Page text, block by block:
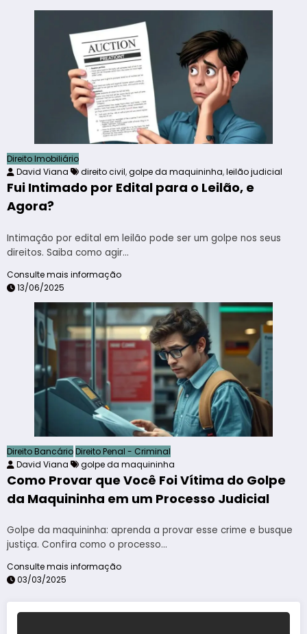
Direito Imobiliário
David Viana
direito civil,golpe da maquininha,leilão judicial
Fui Intimado por Edital para o Leilão, e
Agora?
Intimação por edital em leilão pode ser um golpe nos seus
direitos. Saiba como agir…
Consulte mais informação
13/06/2025
Direito Bancário Direito Penal - Criminal
David Viana
golpe da maquininha
Como Provar que Você Foi Vítima do Golpe
da Maquininha em um Processo Judicial
Golpe da maquininha: aprenda a provar esse crime e busque
justiça. Confira como o processo…
Consulte mais informação
03/03/2025